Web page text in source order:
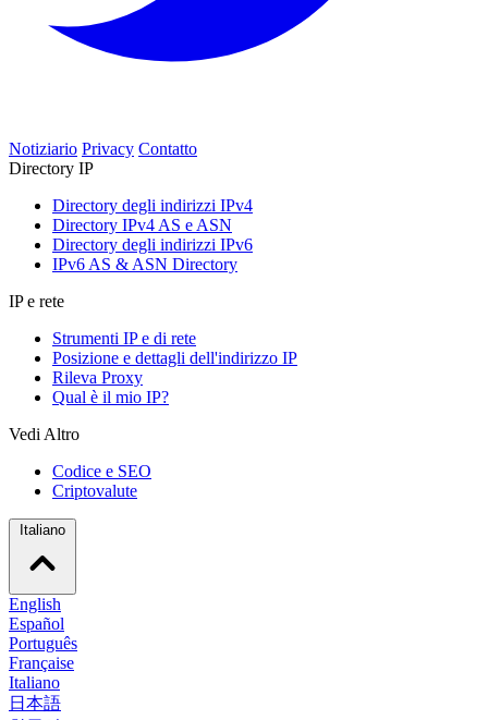
Notiziario Privacy Contatto
Directory IP
Directory degli indirizzi IPv4
Directory IPv4 AS e ASN
Directory degli indirizzi IPv6
IPv6 AS & ASN Directory
IP e rete
Strumenti IP e di rete
Posizione e dettagli dell'indirizzo IP
Rileva Proxy
Qual è il mio IP?
Vedi Altro
Codice e SEO
Criptovalute
English
Español
Português
Française
Italiano
日本語